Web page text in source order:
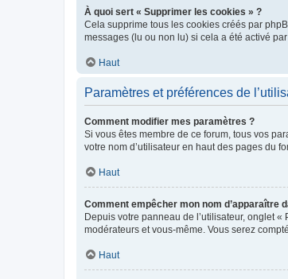
À quoi sert « Supprimer les cookies » ?
Cela supprime tous les cookies créés par
messages (lu ou non lu) si cela a été activé
Haut
Paramètres et préférences de
Comment modifier mes paramètres ?
Si vous êtes membre de ce forum, tous vos
votre nom d’utilisateur en haut des pages du
Haut
Comment empêcher mon nom d’apparaître
Depuis votre panneau de l’utilisateur, onglet «
modérateurs et vous-même. Vous serez
Haut